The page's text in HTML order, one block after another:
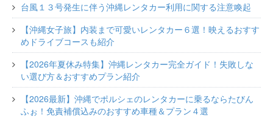
台風１３号発生に伴う沖縄レンタカー利用に関する注意喚起
【沖縄女子旅】内装まで可愛いレンタカー６選！映えるおすす
めドライブコースも紹介
【2026年夏休み特集】沖縄レンタカー完全ガイド！失敗しな
い選び方＆おすすめプラン紹介
【2026最新】沖縄でポルシェのレンタカーに乗るならたびん
ふぉ！免責補償込みのおすすめ車種＆プラン４選